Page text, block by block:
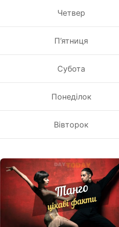
Четвер
П’ятниця
Субота
Понеділок
Вівторок